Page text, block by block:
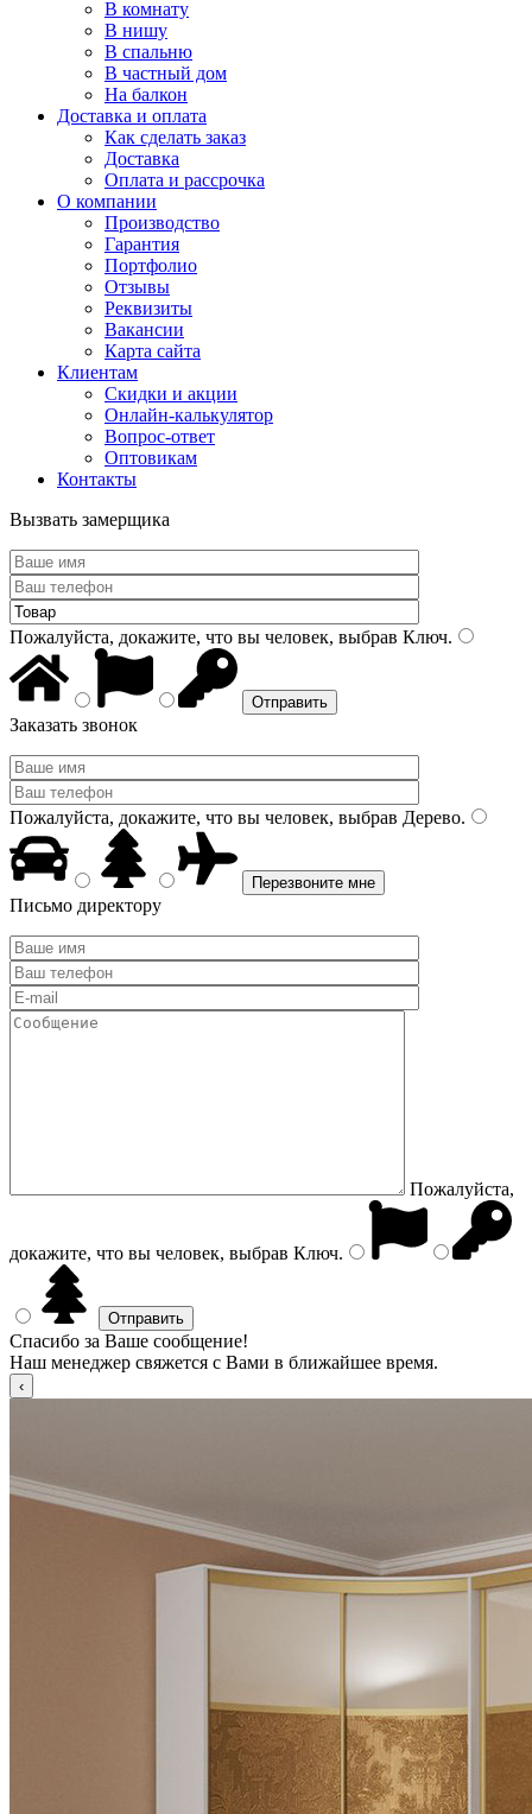
В комнату
В нишу
В спальню
В частный дом
На балкон
Доставка и оплата
Как сделать заказ
Доставка
Оплата и рассрочка
О компании
Производство
Гарантия
Портфолио
Отзывы
Реквизиты
Вакансии
Карта сайта
Клиентам
Скидки и акции
Онлайн-калькулятор
Вопрос-ответ
Оптовикам
Контакты
Вызвать замерщика
Пожалуйста, докажите, что вы человек, выбрав Ключ.
Заказать звонок
Пожалуйста, докажите, что вы человек, выбрав Дерево.
Письмо директору
Пожалуйста,
докажите, что вы человек, выбрав Ключ.
Спасибо за Ваше сообщение!
Наш менеджер свяжется с Вами в ближайшее время.